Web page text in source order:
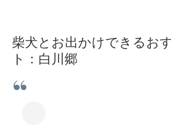
柴犬とお出かけできるお
ト：白川郷